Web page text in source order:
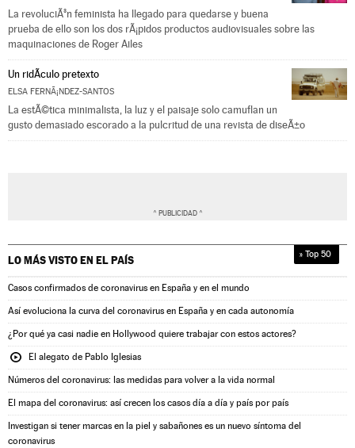
La revoluciÃ³n feminista ha llegado para quedarse y buena
prueba de ello son los dos rÃ¡pidos productos audiovisuales sobre las
maquinaciones de Roger Ailes
Un ridÃ­culo pretexto
ELSA FERNÃ¡NDEZ-SANTOS
La estÃ©tica minimalista, la luz y el paisaje solo camuflan un
gusto demasiado escorado a la pulcritud de una revista de diseÃ±o
LO MÁS VISTO EN EL PAÍS » Top 50
Casos confirmados de coronavirus en España y en el mundo
Así evoluciona la curva del coronavirus en España y en cada autonomía
¿Por qué ya casi nadie en Hollywood quiere trabajar con estos actores?
El alegato de Pablo Iglesias
Números del coronavirus: las medidas para volver a la vida normal
El mapa del coronavirus: así crecen los casos día a día y país por país
Investigan si tener marcas en la piel y sabañones es un nuevo síntoma del
coronavirus